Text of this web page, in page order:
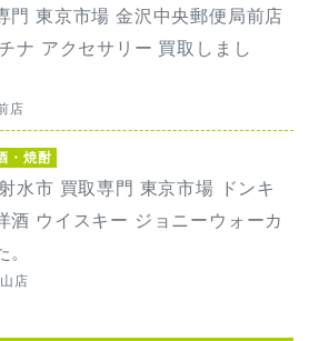
門 東京市場 金沢中央郵便局前店
ナ アクセサリー 買取しまし
店
・焼酎
水市 買取専門 東京市場 ドンキ
酒 ウイスキー ジョニーウォーカ
店